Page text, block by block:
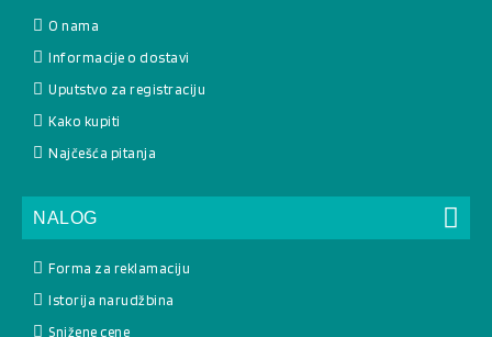
O nama
Informacije o dostavi
Uputstvo za registraciju
Kako kupiti
Najčešća pitanja
NALOG
Forma za reklamaciju
Istorija narudžbina
Snižene cene